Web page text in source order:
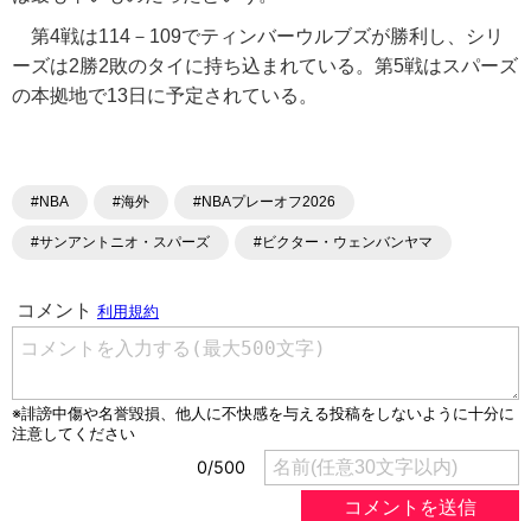
第4戦は114－109でティンバーウルブズが勝利し、シリ
ーズは2勝2敗のタイに持ち込まれている。第5戦はスパーズ
の本拠地で13日に予定されている。
#NBA #海外 #NBAプレーオフ2026
#サンアントニオ・スパーズ #ビクター・ウェンバンヤマ